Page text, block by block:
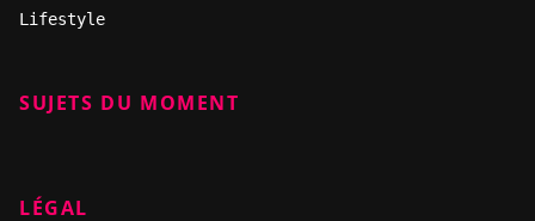
Lifestyle
SUJETS DU MOMENT
LÉGAL